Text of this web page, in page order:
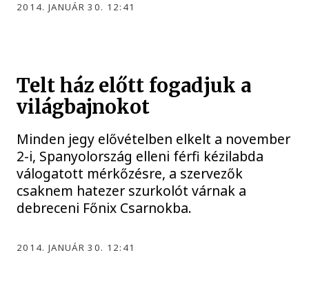
2014. JANUÁR 30. 12:41
Telt ház előtt fogadjuk a
világbajnokot
Minden jegy elővételben elkelt a november
2-i, Spanyolország elleni férfi kézilabda
válogatott mérkőzésre, a szervezők
csaknem hatezer szurkolót várnak a
debreceni Főnix Csarnokba.
2014. JANUÁR 30. 12:41